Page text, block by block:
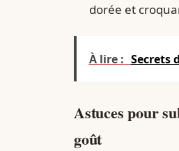
dorée et
À lire : Secrets
Astuces pour
goût